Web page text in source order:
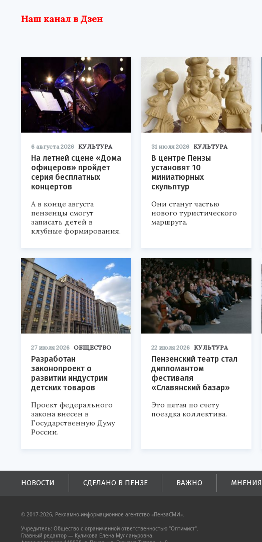
Наш канал в Дзен
6 августа 2026 КУЛЬТУРА
На летней сцене «Дома
офицеров» пройдет
серия бесплатных
концертов
А в конце августа
пензенцы смогут
записать детей в
клубные формирования.
31 июля 2026 КУЛЬТУРА
В центре Пензы
установят 10
миниатюрных
скульптур
Они станут частью
нового туристического
маршрута.
27 июля 2026 ОБЩЕСТВО
Разработан
законопроект о
развитии индустрии
детских товаров
Проект федерального
закона внесен в
Государственную Думу
России.
22 июля 2026 КУЛЬТУРА
Пензенский театр стал
дипломантом
фестиваля
«Славянский базар»
Это пятая по счету
поездка коллектива.
НОВОСТИ СДЕЛАНО В ПЕНЗЕ ВАЖНО МНЕНИЯ
© 2017-2026, Рекламно-информационное агентство «ПензаСМИ».
Учредитель: Общество с ограниченной ответственностью "Оптимист".
Главный редактор — Куликова Елена Муллануровна.